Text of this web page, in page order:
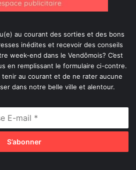
au courant des sorties et des bons
inédites et recevoir des conseils
week-end dans le Vendômois? C’est
en remplissant le formulaire ci-contre.
au courant et de ne rater aucune
dans notre belle ville et alentour.